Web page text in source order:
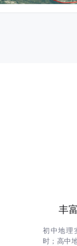
丰
初中地理
时；高中